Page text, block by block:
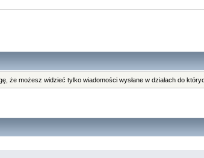
możesz widzieć tylko wiadomości wysłane w działach do